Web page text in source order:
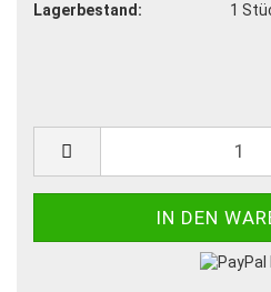
Lagerbestand: 1